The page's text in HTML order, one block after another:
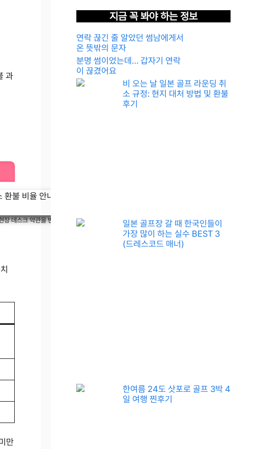
과
데스크 약관을 반드시 대조해 보세요.
만
지금 꼭 봐야 하는 정보
연락 끊긴 줄 알았던 썸남에게서
온 뜻밖의 문자
분명 썸이었는데… 갑자기 연락
이 끊겼어요
비 오는 날 일본 골프 라운딩 취
소 규정: 현지 대처 방법 및 환불
후기
일본 골프장 갈 때 한국인들이
가장 많이 하는 실수 BEST 3
(드레스코드 매너)
한여름 24도 삿포로 골프 3박 4
일 여행 찐후기